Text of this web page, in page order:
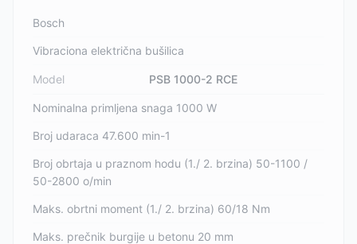
Bosch
Vibraciona električna bušilica
Model PSB 1000-2 RCE
Nominalna primljena snaga 1000 W
Broj udaraca 47.600 min-1
Broj obrtaja u praznom hodu (1./ 2. brzina) 50-1100 /
50-2800 o/min
Maks. obrtni moment (1./ 2. brzina) 60/18 Nm
Maks. prečnik burgije u betonu 20 mm